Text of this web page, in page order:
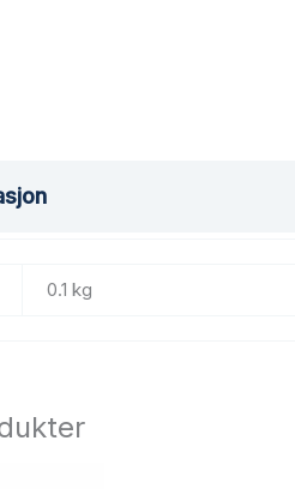
0.1 kg